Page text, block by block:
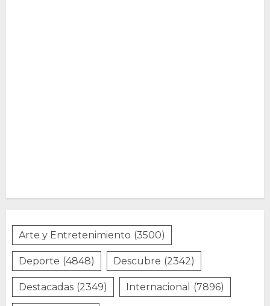
Arte y Entretenimiento (3500)
Deporte (4848) Descubre (2342)
Destacadas (2349) Internacional (7896)